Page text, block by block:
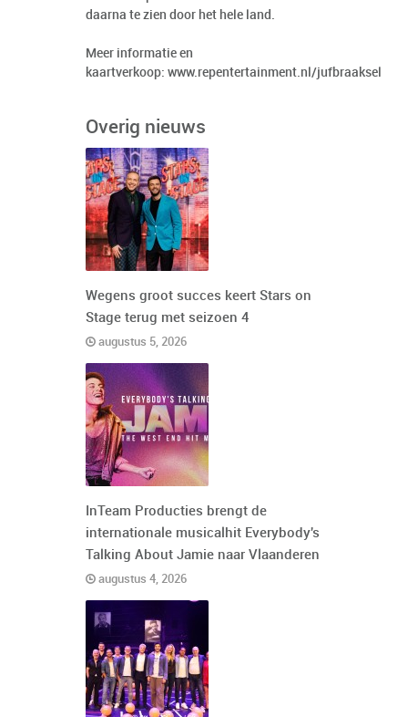
daarna te zien door het hele land.
Meer informatie en
kaartverkoop: www.repentertainment.nl/jufbraaksel
Overig nieuws
Wegens groot succes keert Stars on
Stage terug met seizoen 4
augustus 5, 2026
InTeam Producties brengt de
internationale musicalhit Everybody's
Talking About Jamie naar Vlaanderen
augustus 4, 2026